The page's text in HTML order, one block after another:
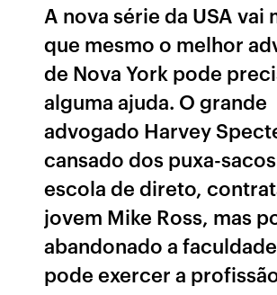
A nova série da USA vai
que mesmo o melhor
de Nova York pode
alguma ajuda. O grande
advogado Harvey
cansado dos puxa-
escola de direto,
jovem Mike Ross, mas
abandonado a
pode exercer a